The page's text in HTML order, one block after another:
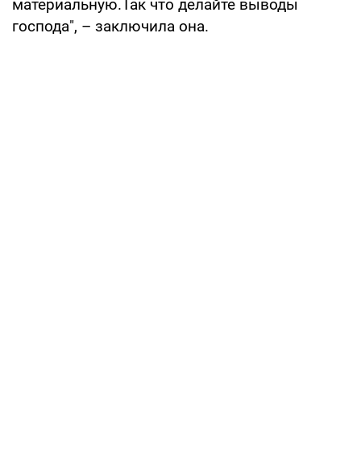
материальную.Так что делайте выводы
господа", – заключила она.